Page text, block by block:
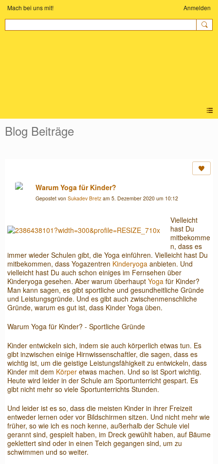
Mach bei uns mit! Anmelden
Blog Beiträge
Warum Yoga für Kinder?
Gepostet von Sukadev Bretz am 5. Dezember 2020 um 10:12
Vielleicht
hast Du
mitbekomme
n, dass es
immer wieder Schulen gibt, die Yoga einführen. Vielleicht hast Du
mitbekommen, dass Yogazentren Kinderyoga anbieten. Und
vielleicht hast Du auch schon einiges im Fernsehen über
Kinderyoga gesehen. Aber warum überhaupt Yoga für Kinder?
Man kann sagen, es gibt sportliche und gesundheitliche Gründe
und Leistungsgründe. Und es gibt auch zwischenmenschliche
Gründe, warum es gut ist, dass Kinder Yoga üben.
Warum Yoga für Kinder? - Sportliche Gründe
Kinder entwickeln sich, indem sie auch körperlich etwas tun. Es
gibt inzwischen einige Hirnwissenschaftler, die sagen, dass es
wichtig ist, um die geistige Leistungsfähigkeit zu entwickeln, dass
Kinder mit dem Körper etwas machen. Und so ist Sport wichtig.
Heute wird leider in der Schule am Sportunterricht gespart. Es
gibt nicht mehr so viele Sportunterrichts Stunden.
Und leider ist es so, dass die meisten Kinder in ihrer Freizeit
entweder lernen oder vor Bildschirmen sitzen. Und nicht mehr wie
früher, so wie ich es noch kenne, außerhalb der Schule viel
gerannt sind, gespielt haben, im Dreck gewühlt haben, auf Bäume
geklettert sind oder in einen Teich gegangen sind, um zu
schwimmen und so weiter.